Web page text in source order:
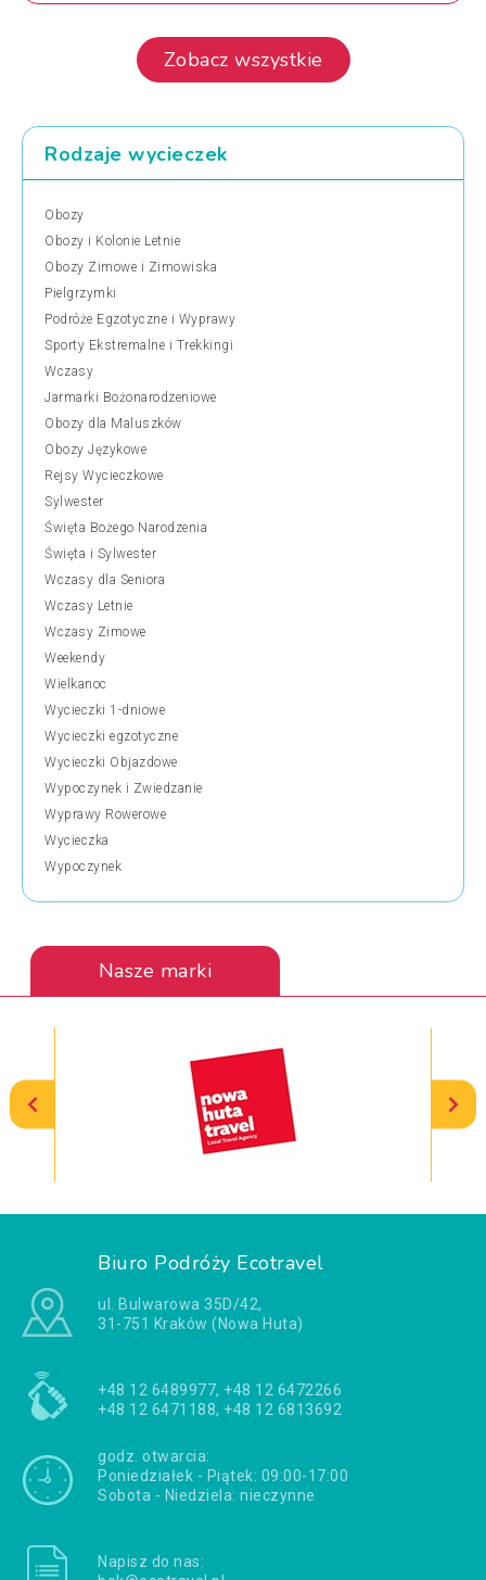
Zobacz wszystkie
Rodzaje wycieczek
Obozy
Obozy i Kolonie Letnie
Obozy Zimowe i Zimowiska
Pielgrzymki
Podróże Egzotyczne i Wyprawy
Sporty Ekstremalne i Trekkingi
Wczasy
Jarmarki Bożonarodzeniowe
Obozy dla Maluszków
Obozy Językowe
Rejsy Wycieczkowe
Sylwester
Święta Bożego Narodzenia
Święta i Sylwester
Wczasy dla Seniora
Wczasy Letnie
Wczasy Zimowe
Weekendy
Wielkanoc
Wycieczki 1-dniowe
Wycieczki egzotyczne
Wycieczki Objazdowe
Wypoczynek i Zwiedzanie
Wyprawy Rowerowe
Wycieczka
Wypoczynek
Nasze marki
Biuro Podróży Ecotravel
ul. Bulwarowa 35D/42,
31-751 Kraków (Nowa Huta)
+48 12 6489977, +48 12 6472266
+48 12 6471188, +48 12 6813692
godz. otwarcia:
Poniedziałek - Piątek: 09:00-17:00
Sobota - Niedziela: nieczynne
Napisz do nas: